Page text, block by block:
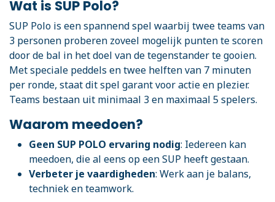
Wat is SUP Polo?
SUP Polo is een spannend spel waarbij twee teams van
3 personen proberen zoveel mogelijk punten te scoren
door de bal in het doel van de tegenstander te gooien.
Met speciale peddels en twee helften van 7 minuten
per ronde, staat dit spel garant voor actie en plezier.
Teams bestaan uit minimaal 3 en maximaal 5 spelers.
Waarom meedoen?
Geen SUP POLO ervaring nodig: Iedereen kan
meedoen, die al eens op een SUP heeft gestaan.
Verbeter je vaardigheden: Werk aan je balans,
techniek en teamwork.